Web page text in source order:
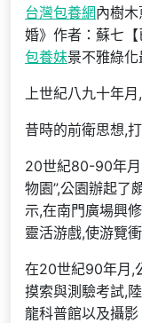
台灣包養網內樹
婚》作者：蘇七
包養妹景不雅綠化
上世紀八九十年
昔時的前衛思想,
20世紀80-90年月
物園”,公園辦起了
示,在南門廣場興
靈活游戲,使游覽
在20世紀90年月,
摸索與測驗考試,
龍科普館以及攝